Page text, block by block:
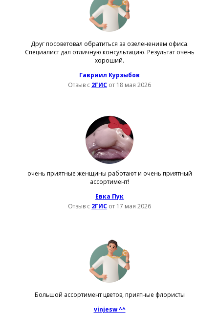
Друг посоветовал обратиться за озеленением офиса.
Специалист дал отличную консультацию. Результат очень
хороший.
Гавриил Курзыбов
Отзыв с 2ГИС от 18 мая 2026
очень приятные женщины работают и очень приятный
ассортимент!
Евка Пук
Отзыв с 2ГИС от 17 мая 2026
Большой ассортимент цветов, приятные флористы
vinjesw ^^